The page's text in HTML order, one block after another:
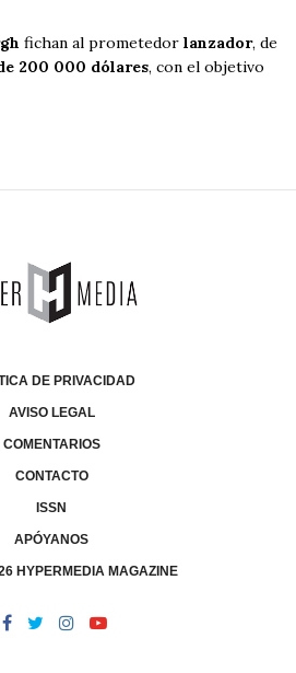
fichan al prometedor lanzador, de
200 000 dólares, con el objetivo
DE PRIVACIDAD
AVISO LEGAL
COMENTARIOS
CONTACTO
ISSN
APÓYANOS
HYPERMEDIA MAGAZINE